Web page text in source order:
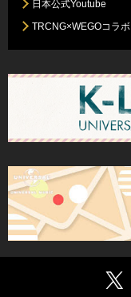
日本公式Youtube
TRCNG×WEGOコラボ